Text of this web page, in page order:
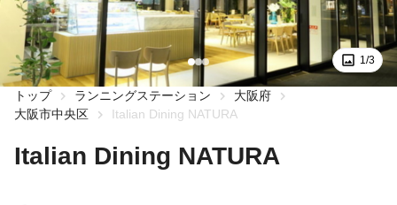
1/3
トップ ランニングステーション
大阪府
大阪市中央区
Italian Dining NATURA
Italian Dining NATURA